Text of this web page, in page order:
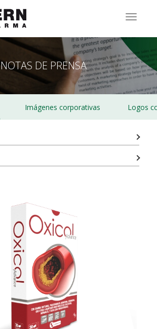
NOTAS DE PRENSA
Imágenes corporativas Logos